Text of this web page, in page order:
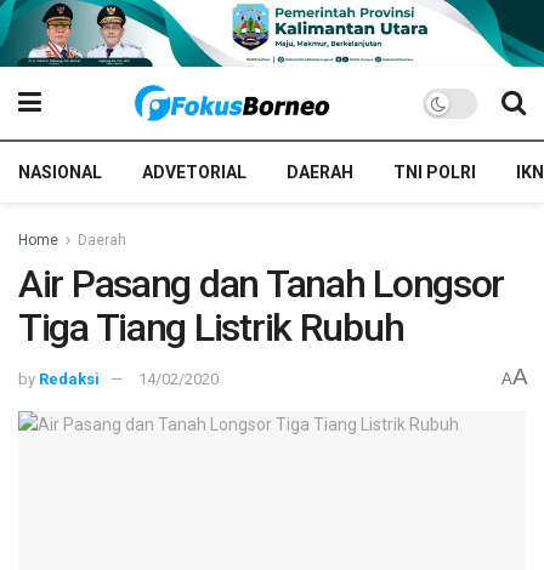
NASIONAL ADVETORIAL DAERAH TNI POLRI IKN
Home Daerah
Air Pasang dan Tanah Longsor
Tiga Tiang Listrik Rubuh
by Redaksi 14/02/2020 AA